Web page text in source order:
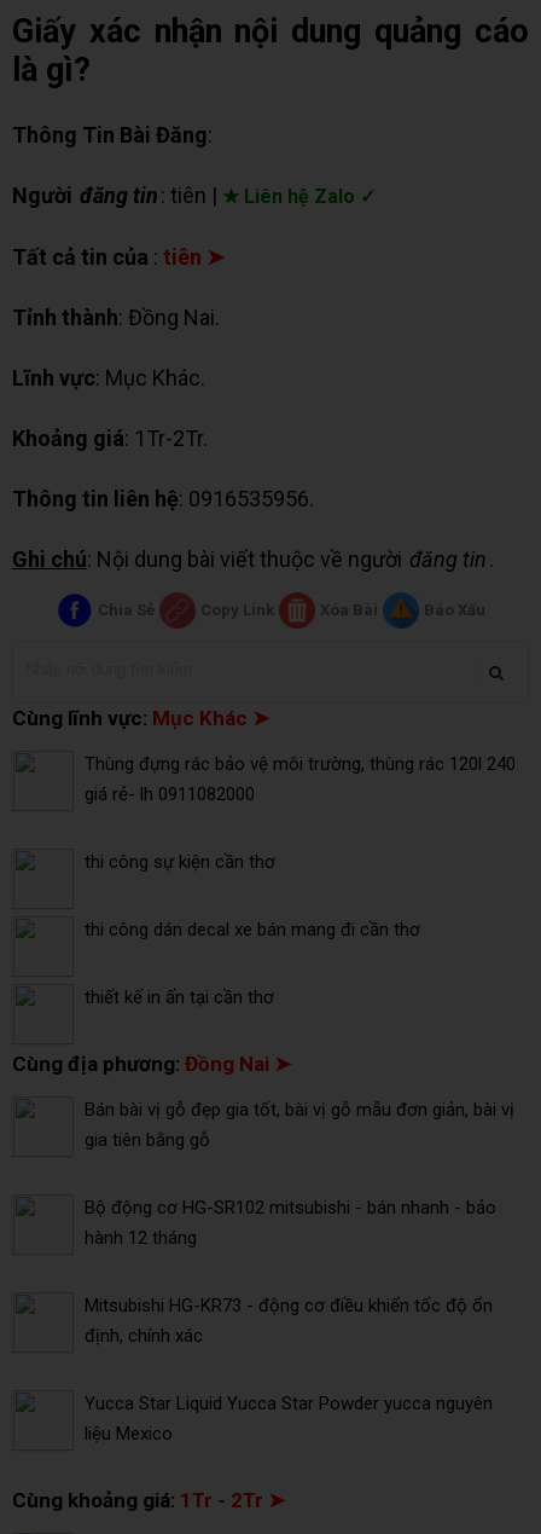
Giấy xác nhận nội dung quảng cáo
là gì?
Thông Tin Bài Đăng:
Người đăng tin: tiên | ★ Liên hệ Zalo ✓
Tất cả tin của : tiên ➤
Tỉnh thành: Đồng Nai.
Lĩnh vực: Mục Khác.
Khoảng giá: 1Tr-2Tr.
Thông tin liên hệ: 0916535956.
Ghi chú: Nội dung bài viết thuộc về người đăng tin.
Chia Sẻ Copy Link Xóa Bài Báo Xấu
Cùng lĩnh vực: Mục Khác ➤
Thùng đựng rác bảo vệ môi trường, thùng rác 120l 240
giá rẻ- lh 0911082000
thi công sự kiện cần thơ
thi công dán decal xe bán mang đi cần thơ
thiết kế in ấn tại cần thơ
Cùng địa phương: Đồng Nai ➤
Bán bài vị gỗ đẹp gia tốt, bài vị gỗ mẫu đơn giản, bài vị
gia tiên bằng gỗ
Bộ động cơ HG-SR102 mitsubishi - bán nhanh - bảo
hành 12 tháng
Mitsubishi HG-KR73 - động cơ điều khiển tốc độ ổn
định, chính xác
Yucca Star Liquid Yucca Star Powder yucca nguyên
liệu Mexico
Cùng khoảng giá: 1Tr - 2Tr ➤